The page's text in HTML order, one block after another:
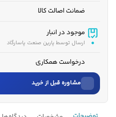
ضمانت اصالت کالا
موجود در انبار
ارسال توسط پارین صنعت پاسارگاد
درخواست همکاری
مشاوره قبل از خرید
نام